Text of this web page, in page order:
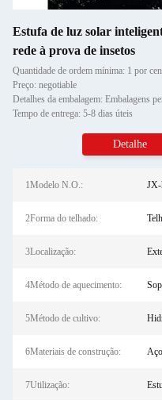
Estufa de luz solar
rede à prova de insetos
Quantidade de ordem mínima: 1 por
Preço: negotiable
Detalhes da embalagem: Embalagens
Tempo de entrega: 5-8 dias úteis
Detalhe
1Modelo N.O.: JX-
2Forma do telhado:
3Localização:
4Método de aquecimento:
5Método de cultivo:
6Materiais de construção:
7Utilização: